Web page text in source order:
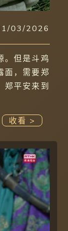
03/2026
。但是斗鸡
面，需要郑
郑平安来到
收看 >